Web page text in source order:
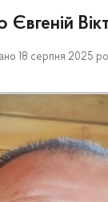
Євгеній
18 серпня 2025